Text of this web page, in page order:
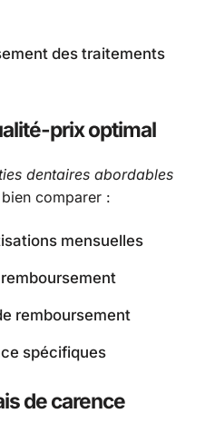
des traitements
prix optimal
dentaires abordables
comparer :
mensuelles
remboursement
spécifiques
de carence